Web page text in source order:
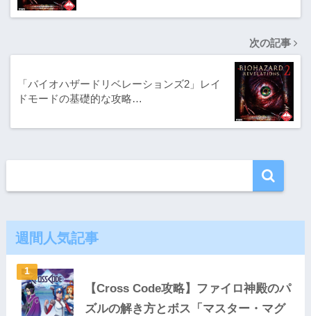
次の記事
「バイオハザードリベレーションズ2」レイ
ドモードの基礎的な攻略…
週間人気記事
【Cross Code攻略】ファイロ神殿のパ
ズルの解き方とボス「マスター・マグ